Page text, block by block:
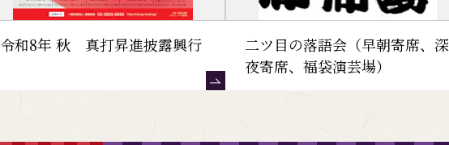
令和8年 秋 真打昇進披露興行
二ツ目の落語会（早朝寄席、深
夜寄席、福袋演芸場）